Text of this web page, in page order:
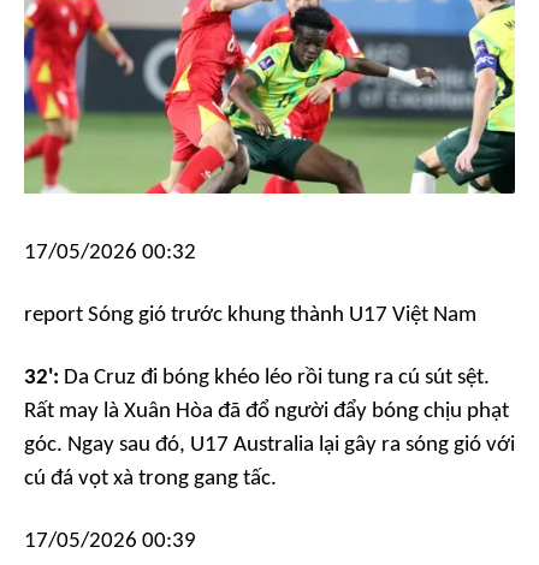
17/05/2026 00:32
report Sóng gió trước khung thành U17 Việt Nam
32': Da Cruz đi bóng khéo léo rồi tung ra cú sút sệt.
Rất may là Xuân Hòa đã đổ người đẩy bóng chịu phạt
góc. Ngay sau đó, U17 Australia lại gây ra sóng gió với
cú đá vọt xà trong gang tấc.
17/05/2026 00:39